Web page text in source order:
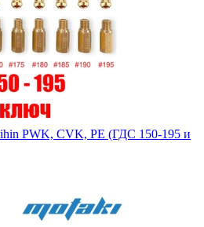
PWK, CVK, PE (ГДС 150-195 и